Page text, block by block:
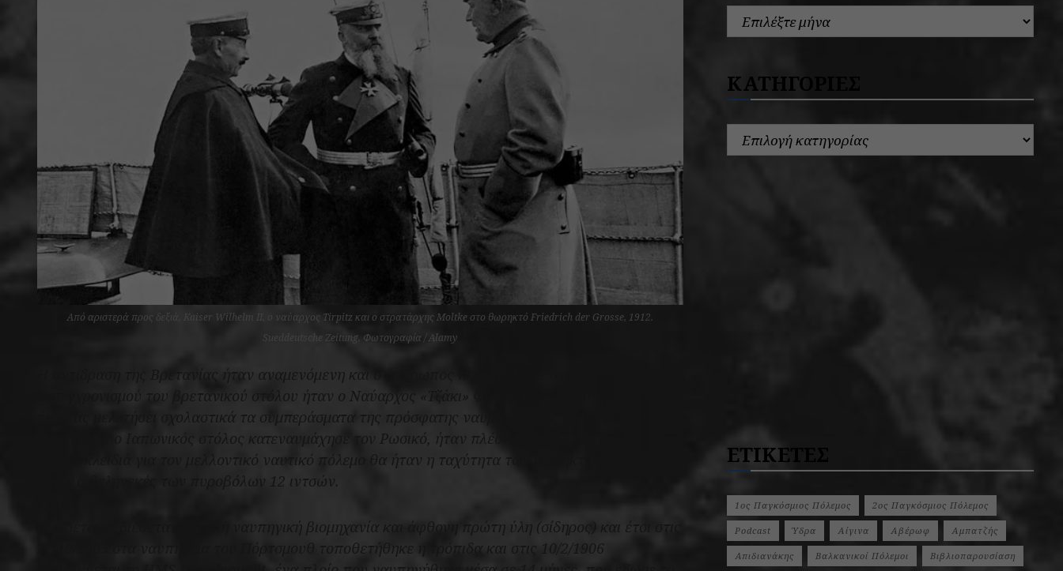
Από αριστερά προς δεξιά, Kaiser Wilhelm II, o ναύαρχος Tirpitz και ο στρατάρχης Moltke στο θωρηκτό Friedrich der Grosse, 1912.
Sueddeutsche Zeitung, Φωτογραφία / Alamy
Η αντίδραση της Βρετανίας ήταν αναμενόμενη και ο άνθρωπος που ανέλαβε το έργο του
εκσυγχρονισμού του βρετανικού στόλου ήταν ο Ναύαρχος «Τζάκι» Φίσερ (1841–1920), ο οποίος
έχοντας μελετήσει σχολαστικά τα συμπεράσματα της πρόσφατης ναυμαχίας της Τσουσίμα (1904),
στην οποία ο Ιαπωνικός στόλος κατεναυμάχησε τον Ρωσικό, ήταν πλέον πεπεισμένος ότι τα
σημεία κλειδιά για τον μελλοντικό ναυτικό πόλεμο θα ήταν η ταχύτητα των θωρηκτών και το
μεγάλο βεληνεκές των πυροβόλων 12 ιντσών.
Οι Βρετανοί διέθεταν μεγάλη ναυπηγική βιομηχανία και άφθονη πρώτη ύλη (σίδηρος) και έτσι στις
22/10/1905 στα ναυπηγεία του Πόρτσμουθ τοποθετήθηκε η τρόπιδα και στις 10/2/1906
ΚΑΤΗΓΟΡΙΕΣ
ΕΤΙΚΕΤΕΣ
1ος Παγκόσμιος Πόλεμος 2ος Παγκόσμιος Πόλεμος
Podcast Ύδρα Αίγινα Αβέρωφ Αμπατζής
Απιδιανάκης Βαλκανικοί Πόλεμοι Βιβλιοπαρουσίαση